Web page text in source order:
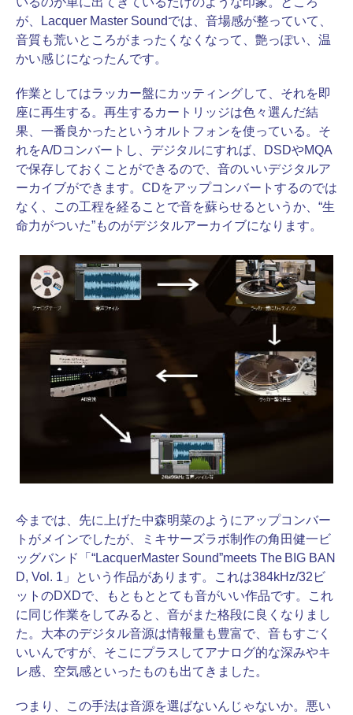
が、Lacquer Master Soundでは、音場感が整っていて、
音質も荒いところがまったくなくなって、艶っぽい、温
かい感じになったんです。
作業としてはラッカー盤にカッティングして、それを即
座に再生する。再生するカートリッジは色々選んだ結
果、一番良かったというオルトフォンを使っている。そ
れをA/Dコンバートし、デジタルにすれば、DSDやMQA
で保存しておくことができるので、音のいいデジタルア
ーカイブができます。CDをアップコンバートするのでは
なく、この工程を経ることで音を蘇らせるというか、“生
命力がついた”ものがデジタルアーカイブになります。
今までは、先に上げた中森明菜のようにアップコンバー
トがメインでしたが、ミキサーズラボ制作の角田健一ビ
ッグバンド「“LacquerMaster Sound”meets The BIG BAN
D, Vol. 1」という作品があります。これは384kHz/32ビ
ットのDXDで、もともととても音がいい作品です。これ
に同じ作業をしてみると、音がまた格段に良くなりまし
た。大本のデジタル音源は情報量も豊富で、音もすごく
いいんですが、そこにプラスしてアナログ的な深みやキ
レ感、空気感といったものも出てきました。
つまり、この手法は音源を選ばないんじゃないか。悪い